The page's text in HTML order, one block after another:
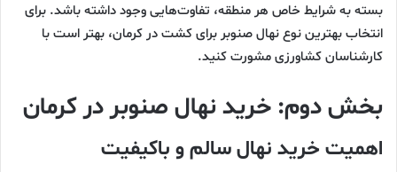
بسته به شرایط خاص هر منطقه، تفاوت‌هایی وجود داشته باشد. برای
انتخاب بهترین نوع نهال صنوبر برای کشت در کرمان، بهتر است با
کارشناسان کشاورزی مشورت کنید.
بخش دوم: خرید نهال صنوبر در کرمان
اهمیت خرید نهال سالم و باکیفیت